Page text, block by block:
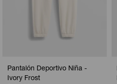
Pantalón Deportivo Niña -
Ivory Frost